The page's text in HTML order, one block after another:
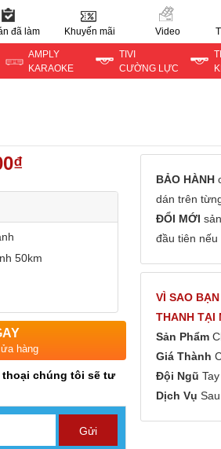
đã làm Khuyến mãi Video
AMPLY
KARAOKE
TIVI
CƯỜNG LỰC
50km
hàng
thoại chúng tôi sẽ tư
BẢO HÀNH
dán trên
ĐỔI MỚI
đầu tiên
VÌ SAO
THANH TẠI
Sản Phẩm
Giá Thành
Đội Ngũ
Dịch Vụ